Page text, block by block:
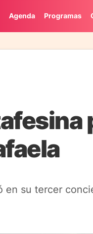
Agenda Programas
en su tercer